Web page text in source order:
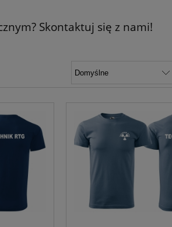
Skontaktuj się z nami!